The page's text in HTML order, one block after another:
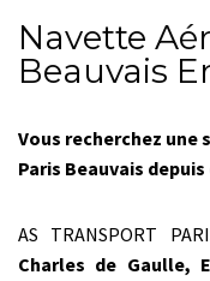
Navette
Beauvais
Vous recherchez
Paris Beauvais
AS TRANSPORT
Charles de Gaulle,